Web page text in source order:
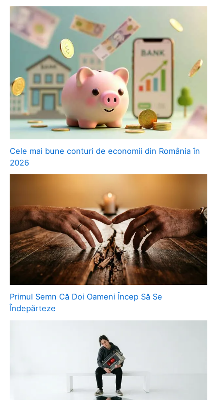
Cele mai bune conturi de economii din România în
2026
Primul Semn Că Doi Oameni Încep Să Se
Îndepărteze